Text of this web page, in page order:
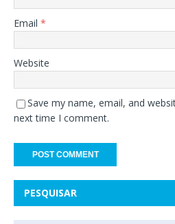
Email *
Website
Save my name, email, and
next time I comment.
PESQUISAR